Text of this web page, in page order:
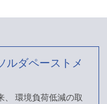
ルダペーストメ
、 環境負荷低減の取